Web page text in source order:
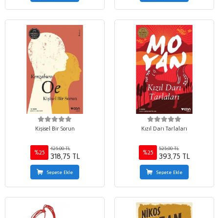
Kişisel Bir Sorun
%25
425,00 TL
318,75 TL
Sepete Ekle
Kızıl Darı Tarlaları
%25
525,00 TL
393,75 TL
Sepete Ekle